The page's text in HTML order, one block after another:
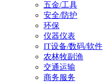
五金/工具
安全/防护
环保
仪器仪表
IT设备/数码/软件
农林牧副渔
交通运输
商务服务